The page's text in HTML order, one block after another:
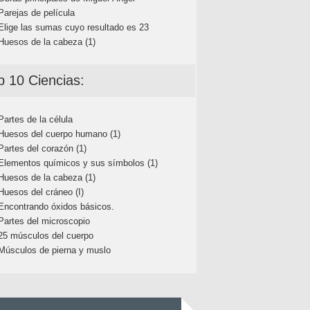
de película
las sumas cuyo resultado es 23
de la cabeza (1)
10 Ciencias:
de la célula
del cuerpo humano (1)
del corazón (1)
químicos y sus símbolos (1)
de la cabeza (1)
del cráneo (I)
óxidos básicos.
del microscopio
músculos del cuerpo
de pierna y muslo